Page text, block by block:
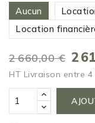
Aucun
Location
2 660,00 € 2
HT Livraison entre